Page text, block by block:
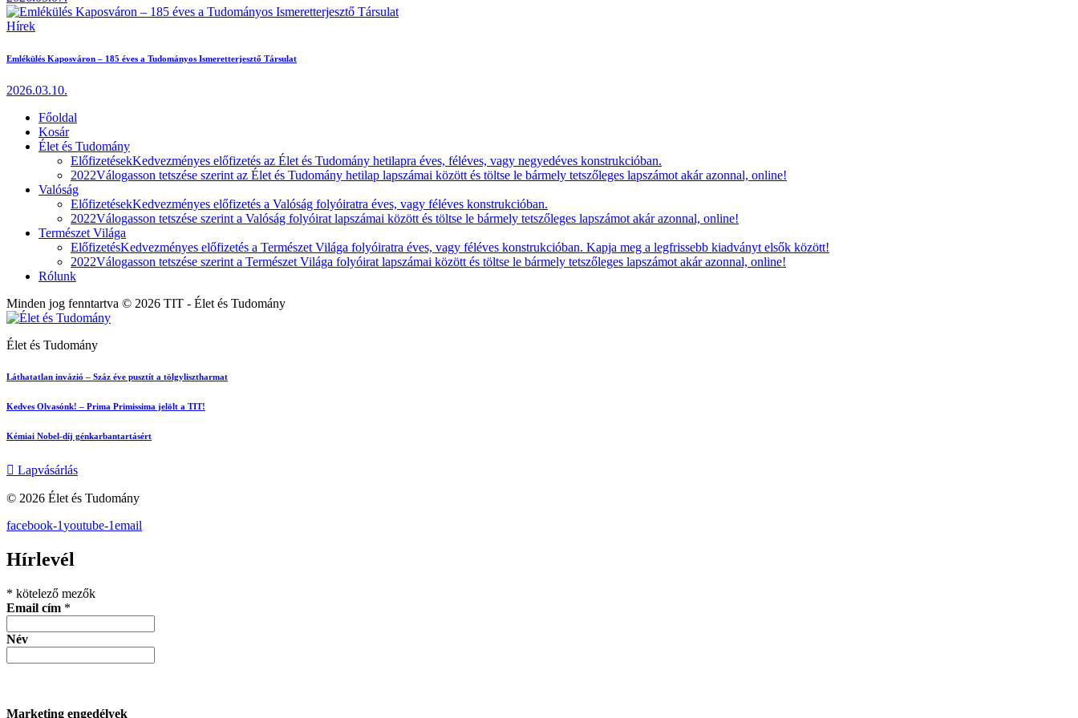
Hírek
Emlékülés Kaposváron – 185 éves a Tudományos Ismeretterjesztő Társulat
2026.03.10.
Főoldal
Kosár
Élet és Tudomány
ElőfizetésekKedvezményes előfizetés az Élet és Tudomány hetilapra éves, féléves, vagy negyedéves konstrukcióban.
2022Válogasson tetszése szerint az Élet és Tudomány hetilap lapszámai között és töltse le bármely tetszőleges lapszámot akár azonnal, online!
Valóság
ElőfizetésekKedvezményes előfizetés a Valóság folyóiratra éves, vagy féléves konstrukcióban.
2022Válogasson tetszése szerint a Valóság folyóirat lapszámai között és töltse le bármely tetszőleges lapszámot akár azonnal, online!
Természet Világa
ElőfizetésKedvezményes előfizetés a Természet Világa folyóiratra éves, vagy féléves konstrukcióban. Kapja meg a legfrissebb kiadványt elsők között!
2022Válogasson tetszése szerint a Természet Világa folyóirat lapszámai között és töltse le bármely tetszőleges lapszámot akár azonnal, online!
Rólunk
Minden jog fenntartva © 2026 TIT - Élet és Tudomány
Élet és Tudomány
Láthatatlan invázió – Száz éve pusztít a tölgylisztharmat
Kedves Olvasónk! – Prima Primissima jelölt a TIT!
Kémiai Nobel-díj génkarbantartásért
Lapvásárlás
© 2026 Élet és Tudomány
facebook-1youtube-1email
Hírlevél
* kötelező mezők
Email cím *
Név
Marketing engedélyek